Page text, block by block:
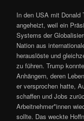
In den USA mit Donald
angeheizt, weil ein
Systems der
Nation aus
herauslöste und
zu führen. Trump
Anhängern, deren
er versprochen hatte,
schaffen und Jobs
Arbeitnehmer*innen
sollte. Das weckte